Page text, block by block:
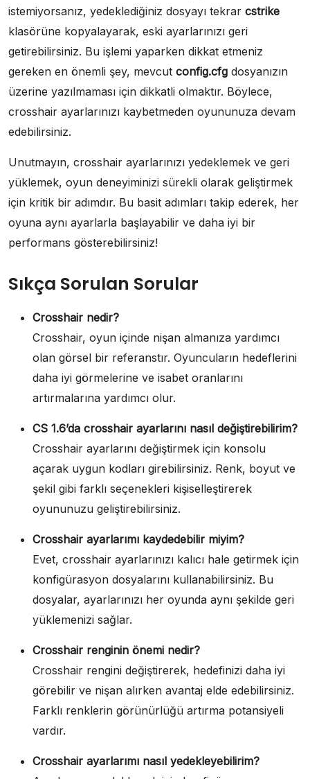
istemiyorsanız, yedeklediğiniz dosyayı tekrar cstrike
klasörüne kopyalayarak, eski ayarlarınızı geri
getirebilirsiniz. Bu işlemi yaparken dikkat etmeniz
gereken en önemli şey, mevcut config.cfg dosyanızın
üzerine yazılmaması için dikkatli olmaktır. Böylece,
crosshair ayarlarınızı kaybetmeden oyununuza devam
edebilirsiniz.
Unutmayın, crosshair ayarlarınızı yedeklemek ve geri
yüklemek, oyun deneyiminizi sürekli olarak geliştirmek
için kritik bir adımdır. Bu basit adımları takip ederek, her
oyuna aynı ayarlarla başlayabilir ve daha iyi bir
performans gösterebilirsiniz!
Sıkça Sorulan Sorular
Crosshair nedir?
Crosshair, oyun içinde nişan almanıza yardımcı
olan görsel bir referanstır. Oyuncuların hedeflerini
daha iyi görmelerine ve isabet oranlarını
artırmalarına yardımcı olur.
CS 1.6’da crosshair ayarlarını nasıl değiştirebilirim?
Crosshair ayarlarını değiştirmek için konsolu
açarak uygun kodları girebilirsiniz. Renk, boyut ve
şekil gibi farklı seçenekleri kişiselleştirerek
oyununuzu geliştirebilirsiniz.
Crosshair ayarlarımı kaydedebilir miyim?
Evet, crosshair ayarlarınızı kalıcı hale getirmek için
konfigürasyon dosyalarını kullanabilirsiniz. Bu
dosyalar, ayarlarınızı her oyunda aynı şekilde geri
yüklemenizi sağlar.
Crosshair renginin önemi nedir?
Crosshair rengini değiştirerek, hedefinizi daha iyi
görebilir ve nişan alırken avantaj elde edebilirsiniz.
Farklı renklerin görünürlüğü artırma potansiyeli
vardır.
Crosshair ayarlarımı nasıl yedekleyebilirim?